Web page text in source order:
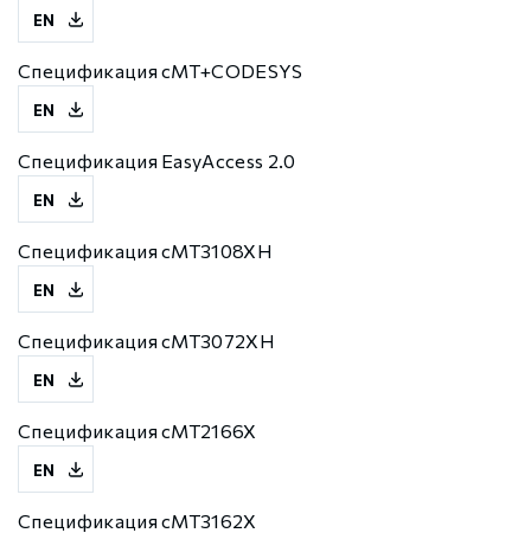
EN
Спецификация cMT+CODESYS
EN
Спецификация EasyAccess 2.0
EN
Спецификация cMT3108XH
EN
Спецификация cMT3072XH
EN
Спецификация cMT2166X
EN
Спецификация cMT3162X